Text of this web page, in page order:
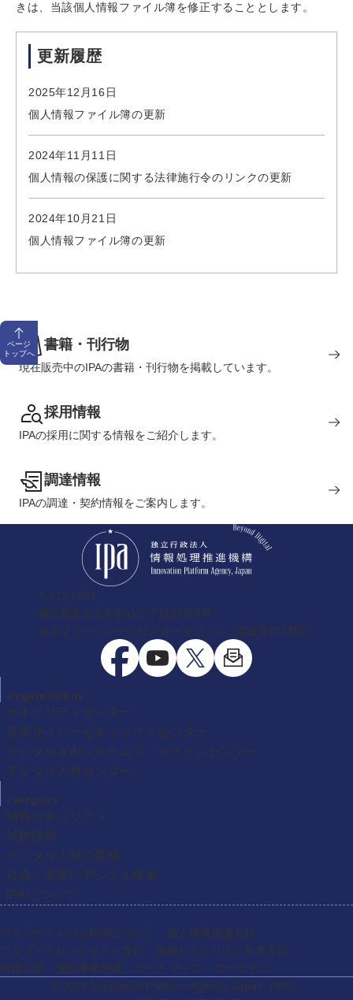
きは、当該個人情報ファイル簿を修正することとします。
更新履歴
2025年12月16日
個人情報ファイル簿の更新
2024年11月11日
個人情報の保護に関する法律施行令のリンクの更新
2024年10月21日
個人情報ファイル簿の更新
ページ
トップへ
書籍・刊行物
現在販売中のIPAの書籍・刊行物を掲載しています。
採用情報
IPAの採用に関する情報をご紹介します。
調達情報
IPAの調達・契約情報をご案内します。
〒113-6591
東京都文京区本駒込二丁目28番8号
文京グリーンコートセンターオフィス（総合受付13階）
organization
セキュリティセンター
産業サイバーセキュリティセンター
デジタル＆AIシステムズ・デザインセンター
デジタル人材センター
category
情報セキュリティ
試験情報
デジタル人材の育成
社会・産業のデジタル変革
IPAについて
ウェブサイトのご利用について
個人情報保護方針
ウェブアクセシビリティ方針
情報セキュリティ基本方針
情報公開
協同事業制度 サイトマップ
アーカイブ
© 2026 Innovation Platform Agency, Japan （IPA）